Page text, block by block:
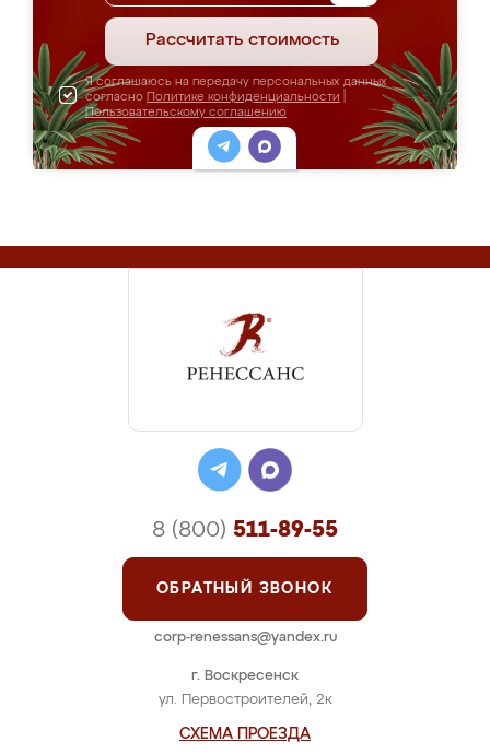
Рассчитать стоимость
Я соглашаюсь на передачу персональных данных
согласно Политике конфиденциальности
Пользовательскому соглашению
г. Воскресенск
ул. Первостроителей, 2к
СХЕМА ПРОЕЗДА
8 (800) 511-89-55
ОБРАТНЫЙ ЗВОНОК
corp-renessans@yandex.ru